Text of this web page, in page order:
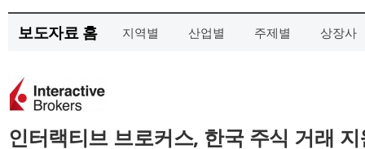
보도자료 홈 지역별 산업별 주제별 상장사
인터랙티브 브로커스, 한국 주식 거래